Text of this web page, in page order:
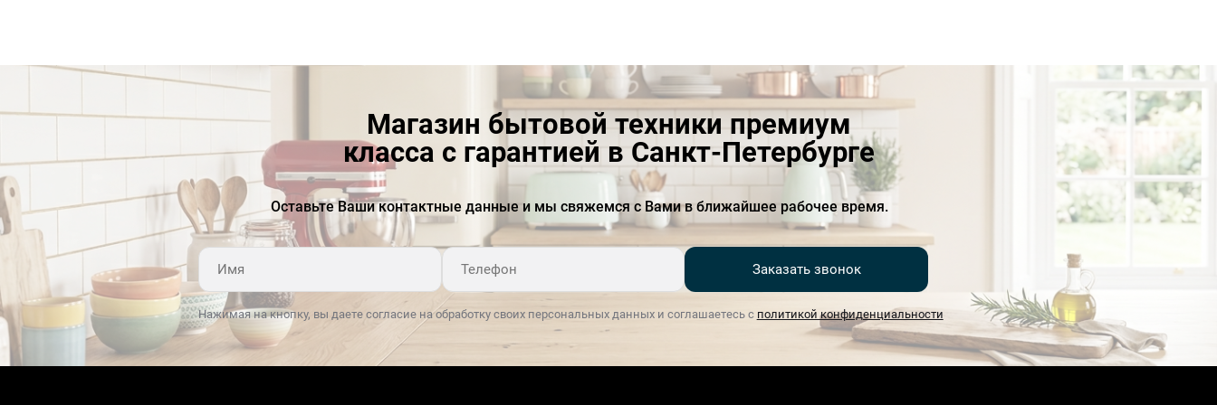
вровень со столешницей
Толщина материала 1 мм
Магазин бытовой техники премиум
класса с гарантией в Санкт-Петербурге
Оставьте Ваши контактные данные и мы свяжемся с Вами в ближайшее рабочее время.
Заказать звонок
Нажимая на кнопку, вы даете согласие на обработку своих персональных данных и соглашаетесь с политикой конфиденциальности